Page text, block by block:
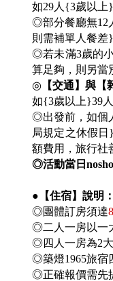
如29人{3歲以上
◎部分餐廳無12
則需補單人餐差}
◎若未滿3歲的
算足夠，則另當
◎ 【交通】與
如{3歲以上}39
◎出發前，如個
局規定之休假
額費用，旅行社
◎活動當日
●【住宿】說明：
◎團體訂房須達8
◎二人一房以一
◎四人一房為2
◎築燈1965旅宿
◎正確報價需先